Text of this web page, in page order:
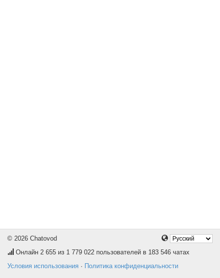
© 2026 Chatovod
Онлайн 2 655 из 1 779 022 пользователей в 183 546 чатах
Условия использования · Политика конфиденциальности